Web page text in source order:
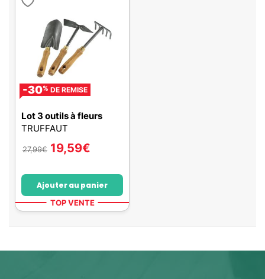
-30% DE REMISE
Lot 3 outils à fleurs
TRUFFAUT
27,99€ 19,59€
Ajouter au panier
TOP VENTE